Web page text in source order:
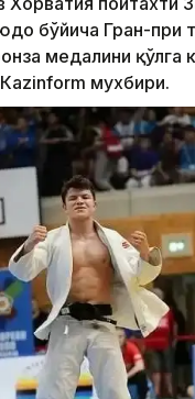
бўйича Гран-при
медалини қўлга
мухбири.